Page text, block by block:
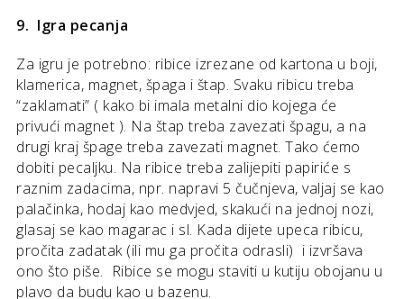
9. Igra pecanja
Za igru je potrebno: ribice izrezane od kartona u boji,
klamerica, magnet, špaga i štap. Svaku ribicu treba
“zaklamati” ( kako bi imala metalni dio kojega će
privući magnet ). Na štap treba zavezati špagu, a na
drugi kraj špage treba zavezati magnet. Tako ćemo
dobiti pecaljku. Na ribice treba zalijepiti papiriće s
raznim zadacima, npr. napravi 5 čučnjeva, valjaj se kao
palačinka, hodaj kao medvjed, skakući na jednoj nozi,
glasaj se kao magarac i sl. Kada dijete upeca ribicu,
pročita zadatak (ili mu ga pročita odrasli) i izvršava
ono što piše. Ribice se mogu staviti u kutiju obojanu u
plavo da budu kao u bazenu.